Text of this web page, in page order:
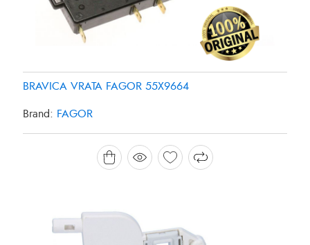
BRAVICA VRATA FAGOR 55X9664
Brand: FAGOR